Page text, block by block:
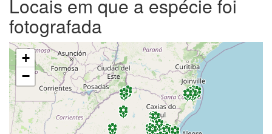
Locais em que a espécie foi
fotografada
+
−